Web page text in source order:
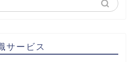
サービス